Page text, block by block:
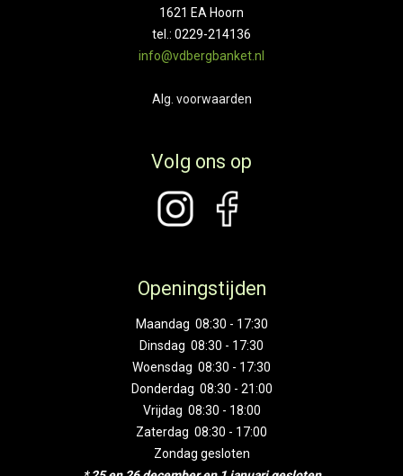
1621 EA Hoorn
tel.: 0229-214136
info@vdbergbanket.nl
Alg. voorwaarden
Volg ons op
Openingstijden
Maandag 08:30 - 17:30
Dinsdag 08:30 - 17:30
Woensdag 08:30 - 17:30
Donderdag 08:30 - 21:00
Vrijdag 08:30 - 18:00
Zaterdag 08:30 - 17:00
Zondag gesloten